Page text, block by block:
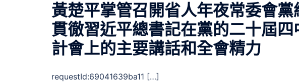
黃楚平掌管召開省人年夜常委會
貫徹習近平總書記在黨的二十屆
計會上的主要講話和全會精力
requestId:69041639ba11 […]